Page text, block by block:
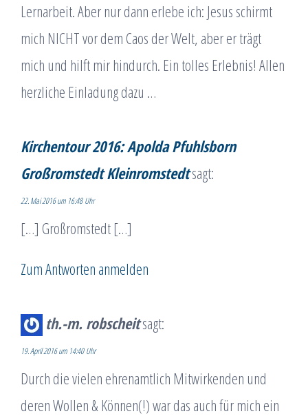
Lernarbeit. Aber nur dann erlebe ich: Jesus schirmt
mich NICHT vor dem Caos der Welt, aber er trägt
mich und hilft mir hindurch. Ein tolles Erlebnis! Allen
herzliche Einladung dazu …
Kirchentour 2016: Apolda Pfuhlsborn
Großromstedt Kleinromstedtsagt:
22. Mai 2016 um 16:48 Uhr
[…] Großromstedt […]
Zum Antworten anmelden
th.-m. robscheitsagt:
19. April 2016 um 14:40 Uhr
Durch die vielen ehrenamtlich Mitwirkenden und
deren Wollen & Können(!) war das auch für mich ein